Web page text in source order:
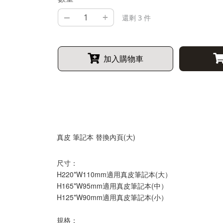
– + 還剩 3 件
加入購物車
真皮 筆記本 替換內頁(大)
尺寸：
H220*W110mm適用真皮筆記本(大）
H165*W95mm適用真皮筆記本(中）
H125*W90mm適用真皮筆記本(小）
規格：